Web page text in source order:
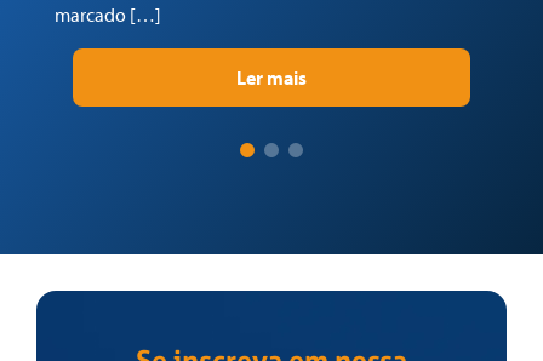
marcado […]
Ler mais